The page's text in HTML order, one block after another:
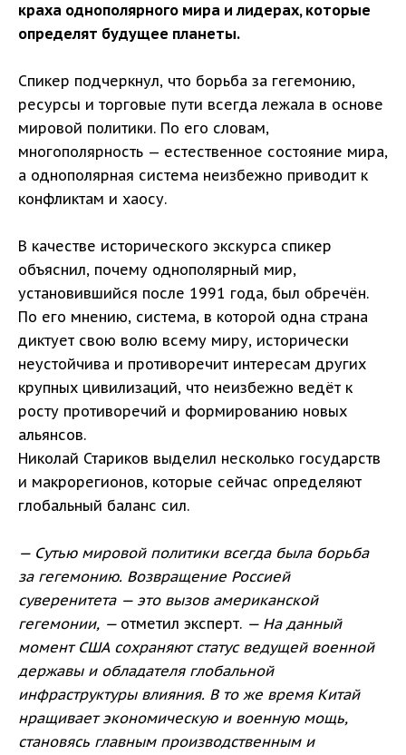
краха однополярного мира и лидерах, которые
определят будущее планеты.
Спикер подчеркнул, что борьба за гегемонию,
ресурсы и торговые пути всегда лежала в основе
мировой политики. По его словам,
многополярность — естественное состояние мира,
а однополярная система неизбежно приводит к
конфликтам и хаосу.
В качестве исторического экскурса спикер
объяснил, почему однополярный мир,
установившийся после 1991 года, был обречён.
По его мнению, система, в которой одна страна
диктует свою волю всему миру, исторически
неустойчива и противоречит интересам других
крупных цивилизаций, что неизбежно ведёт к
росту противоречий и формированию новых
альянсов.
Николай Стариков выделил несколько государств
и макрорегионов, которые сейчас определяют
глобальный баланс сил.
— Сутью мировой политики всегда была борьба
за гегемонию. Возвращение Россией
суверенитета — это вызов американской
гегемонии, — отметил эксперт. — На данный
момент США сохраняют статус ведущей военной
державы и обладателя глобальной
инфраструктуры влияния. В то же время Китай
нращивает экономическую и военную мощь,
становясь главным производственным и